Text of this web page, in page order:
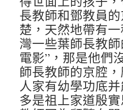
長教師和鄧教員
楚，天然地帶有
灣一些葉師長教
電影”，那是他們
師長教師的京腔
人家有幼學功底
多是祖上家道殷